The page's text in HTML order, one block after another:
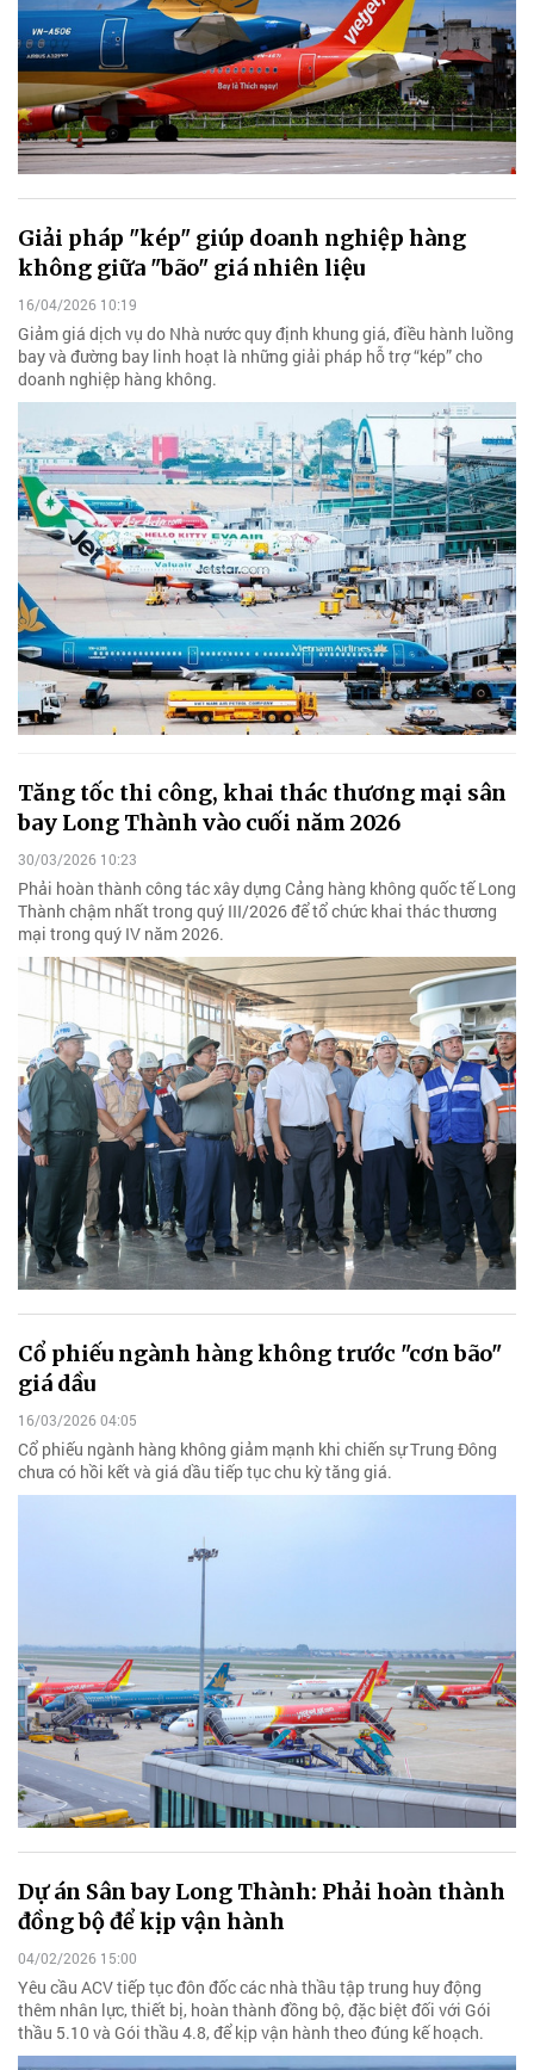
Giải pháp "kép" giúp doanh nghiệp hàng
không giữa "bão" giá nhiên liệu
16/04/2026 10:19
Giảm giá dịch vụ do Nhà nước quy định khung giá, điều hành luồng
bay và đường bay linh hoạt là những giải pháp hỗ trợ “kép” cho
doanh nghiệp hàng không.
Tăng tốc thi công, khai thác thương mại sân
bay Long Thành vào cuối năm 2026
30/03/2026 10:23
Phải hoàn thành công tác xây dựng Cảng hàng không quốc tế Long
Thành chậm nhất trong quý III/2026 để tổ chức khai thác thương
mại trong quý IV năm 2026.
Cổ phiếu ngành hàng không trước "cơn bão"
giá dầu
16/03/2026 04:05
Cổ phiếu ngành hàng không giảm mạnh khi chiến sự Trung Đông
chưa có hồi kết và giá dầu tiếp tục chu kỳ tăng giá.
Dự án Sân bay Long Thành: Phải hoàn thành
đồng bộ để kịp vận hành
04/02/2026 15:00
Yêu cầu ACV tiếp tục đôn đốc các nhà thầu tập trung huy động
thêm nhân lực, thiết bị, hoàn thành đồng bộ, đặc biệt đối với Gói
thầu 5.10 và Gói thầu 4.8, để kịp vận hành theo đúng kế hoạch.